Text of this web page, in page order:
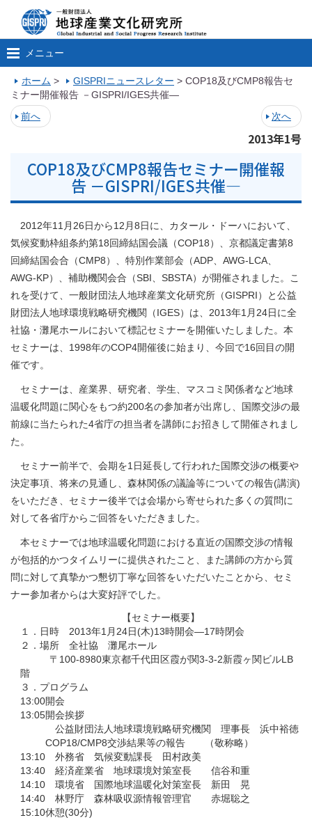
メニュー
ホーム > GISPRIニュースレター > COP18及びCMP8報告セ
ミナー開催報告 －GISPRI/IGES共催―
前へ
次へ
2013年1号
COP18及びCMP8報告セミナー開催報
告 －GISPRI/IGES共催―
2012年11月26日から12月8日に、カタール・ドーハにおいて、
気候変動枠組条約第18回締結国会議（COP18）、京都議定書第8
回締結国会合（CMP8）、特別作業部会（ADP、AWG-LCA、
AWG-KP）、補助機関会合（SBI、SBSTA）が開催されました。こ
れを受けて、一般財団法人地球産業文化研究所（GISPRI）と公益
財団法人地球環境戦略研究機関（IGES）は、2013年1月24日に全
社協・灘尾ホールにおいて標記セミナーを開催いたしました。本
セミナーは、1998年のCOP4開催後に始まり、今回で16回目の開
催です。
セミナーは、産業界、研究者、学生、マスコミ関係者など地球
温暖化問題に関心をもつ約200名の参加者が出席し、国際交渉の最
前線に当たられた4省庁の担当者を講師にお招きして開催されまし
た。
セミナー前半で、会期を1日延長して行われた国際交渉の概要や
決定事項、将来の見通し、森林関係の議論等についての報告(講演)
をいただき、セミナー後半では会場から寄せられた多くの質問に
対して各省庁からご回答をいただきました。
本セミナーでは地球温暖化問題における直近の国際交渉の情報
が包括的かつタイムリーに提供されたこと、また講師の方から質
問に対して真摯かつ懇切丁寧な回答をいただいたことから、セミ
ナー参加者からは大変好評でした。
【セミナー概要】
１．日時 2013年1月24日(木)13時開会―17時閉会
２．場所 全社協 灘尾ホール
〒100-8980東京都千代田区霞が関3-3-2新霞ヶ関ビルLB
階
３．プログラム
13:00開会
13:05開会挨拶
公益財団法人地球環境戦略研究機関 理事長 浜中裕徳
COP18/CMP8交渉結果等の報告 （敬称略）
13:10
外務省 気候変動課長 田村政美
13:40
経済産業省 地球環境対策室長 信谷和重
14:10
環境省 国際地球温暖化対策室長 新田 晃
14:40
林野庁 森林吸収源情報管理官 赤堀聡之
15:10休憩(30分)